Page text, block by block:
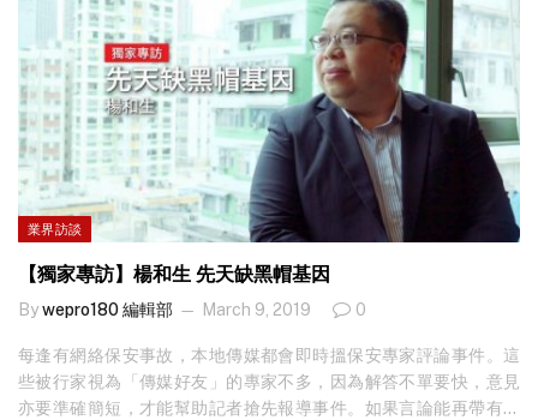
笈，分享在業內快人一步上位的正確途徑。 毋容置疑，擁有資安證
書會較容易入行，但如果你有使用和安裝網絡安全產品 （如防火
墻）的經驗，又或有 PKI 密碼學和電子證書使用和配置的經驗，甚
至乎你已考取了相關的國際資安證書，很多公司都會願意聘請成為
資安顧問。不過，最穩打穩紮的途徑，還是修讀香港各大教育機構
開辦的課程。 VTC 資安 新人王 速成班 香港專業教育學院（VTC）
開辦的資訊及網絡安全兩年制高級文憑 （Diploma）全日制課程，
可算是本地課程的表表者。課程旨在訓練學生學習及應用資安知
識，去分析、設計及實現安全的網絡及電腦系統。課程的內容緊貼
市場，還著重通識教育、語文訓練、全人發展，亦為學生提供實習
快速受聘並跟職場環境磨合，屬於實戰型課程。本港不少公營機構
及私營企業，包括跨國公司等，都樂意提供實習機會給這課程的學
生。 入學門檻並不算高，只要於香港中學文憑考試 (Hong Kong
Diploma of Secondary Education Examination, DSE)其中五科成績
業界訪談
【獨家專訪】楊和生 先天缺黑帽基因
Bywepro180 編輯部 March 9, 2019 0
每逢有網絡保安事故，本地傳媒都會即時搵保安專家評論事件。這
些被行家視為「傳媒好友」的專家不多，因為解答不單要快，意見
亦要準確簡短，才能幫助記者搶先報導事件。如果言論能再帶有一